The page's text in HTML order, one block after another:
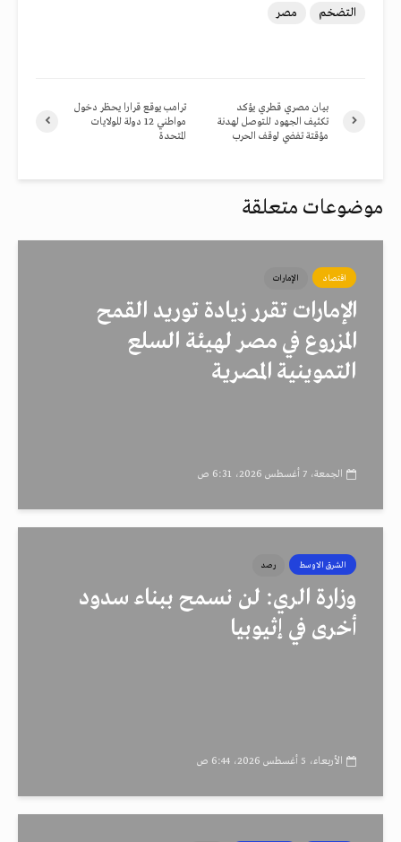
التضخم مصر
ترامب يوقع قرارا يحظر دخول
مواطني 12 دولة للولايات
المتحدة
بيان مصري قطري يؤكد
تكثيف الجهود للتوصل لهدنة
مؤقتة تفضي لوقف الحرب
موضوعات متعلقة
اقتصاد الإمارات
الإمارات تقرر زيادة توريد القمح
المزروع في مصر لهيئة السلع
التموينية المصرية
الجمعة، 7 أغسطس 2026، 6:31 ص
الشرق الاوسط رصد
وزارة الري: لن نسمح ببناء سدود
أخرى في إثيوبيا
الأربعاء، 5 أغسطس 2026، 6:44 ص